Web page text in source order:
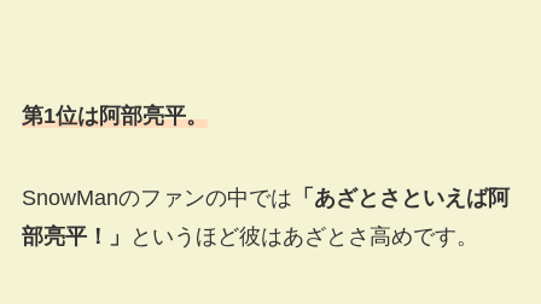
第1位は阿部亮平。
SnowManのファンの中では 「 あざとさといえば阿
部亮平！」
というほど彼はあざとさ高めです。